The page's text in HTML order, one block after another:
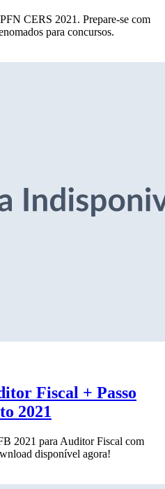
CERS 2021. Prepare-se com
para concursos.
Fiscal + Passo
2021
2021 para Auditor Fiscal com
disponível agora!